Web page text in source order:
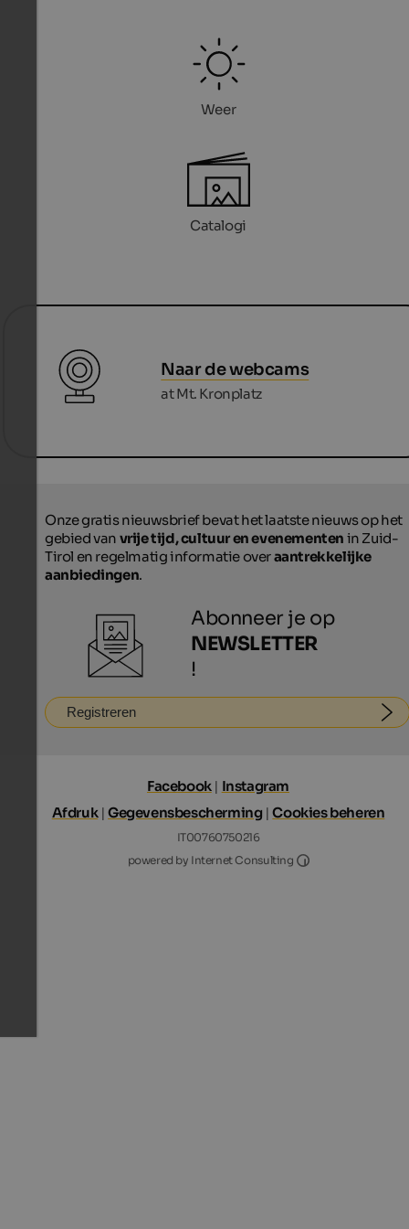
Weer
Catalogi
Naar de webcams
at Mt. Kronplatz
Onze gratis nieuwsbrief bevat het laatste nieuws op het
gebied van vrije tijd, cultuur en evenementen in Zuid-
Tirol en regelmatig informatie overaantrekkelijke
aanbiedingen.
Abonneer je op
NEWSLETTER
!
Registreren
Facebook| Instagram
Afdruk|Gegevensbescherming |Cookies beheren
IT00760750216
powered by Internet Consulting
Internet